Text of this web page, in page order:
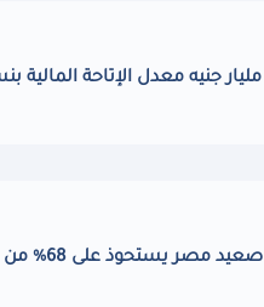
صعيد مصر يستحوذ على 68% من مخصصات المرحلة الأولى من المبادرة الرئاسية «حياة كريمة»